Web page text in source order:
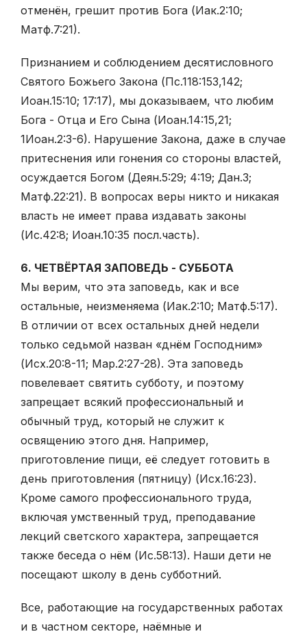
отменён, грешит против Бога (Иак.2:10;
Матф.7:21).
Признанием и соблюдением десятисловного
Святого Божьего Закона (Пс.118:153,142;
Иоан.15:10; 17:17), мы доказываем, что любим
Бога - Отца и Его Сына (Иоан.14:15,21;
1Иоан.2:3-6). Нарушение Закона, даже в случае
притеснения или гонения со стороны властей,
осуждается Богом (Деян.5:29; 4:19; Дан.3;
Матф.22:21). В вопросах веры никто и никакая
власть не имеет права издавать законы
(Ис.42:8; Иоан.10:35 посл.часть).
6. ЧЕТВЁРТАЯ ЗАПОВЕДЬ - СУББОТА
Мы верим, что эта заповедь, как и все
остальные, неизменяема (Иак.2:10; Матф.5:17).
В отличии от всех остальных дней недели
только седьмой назван «днём Господним»
(Исх.20:8-11; Мар.2:27-28). Эта заповедь
повелевает святить субботу, и поэтому
запрещает всякий профессиональный и
обычный труд, который не служит к
освящению этого дня. Например,
приготовление пищи, её следует готовить в
день приготовления (пятницу) (Исх.16:23).
Кроме самого профессионального труда,
включая умственный труд, преподавание
лекций светского характера, запрещается
также беседа о нём (Ис.58:13). Наши дети не
посещают школу в день субботний.
Все, работающие на государственных работах
и в частном секторе, наёмные и